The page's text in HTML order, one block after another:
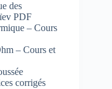
des
PDF
– Cours
– Cours et
corrigés